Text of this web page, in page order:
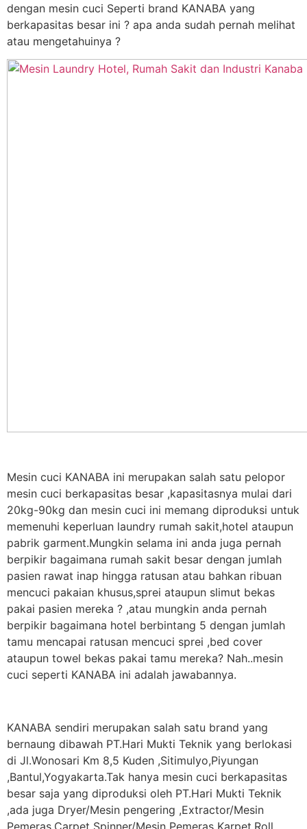
dengan mesin cuci Seperti brand KANABA yang
berkapasitas besar ini ? apa anda sudah pernah melihat
atau mengetahuinya ?
Mesin cuci KANABA ini merupakan salah satu pelopor
mesin cuci berkapasitas besar ,kapasitasnya mulai dari
20kg-90kg dan mesin cuci ini memang diproduksi untuk
memenuhi keperluan laundry rumah sakit,hotel ataupun
pabrik garment.Mungkin selama ini anda juga pernah
berpikir bagaimana rumah sakit besar dengan jumlah
pasien rawat inap hingga ratusan atau bahkan ribuan
mencuci pakaian khusus,sprei ataupun slimut bekas
pakai pasien mereka ? ,atau mungkin anda pernah
berpikir bagaimana hotel berbintang 5 dengan jumlah
tamu mencapai ratusan mencuci sprei ,bed cover
ataupun towel bekas pakai tamu mereka? Nah..mesin
cuci seperti KANABA ini adalah jawabannya.
KANABA sendiri merupakan salah satu brand yang
bernaung dibawah PT.Hari Mukti Teknik yang berlokasi
di Jl.Wonosari Km 8,5 Kuden ,Sitimulyo,Piyungan
,Bantul,Yogyakarta.Tak hanya mesin cuci berkapasitas
besar saja yang diproduksi oleh PT.Hari Mukti Teknik
,ada juga Dryer/Mesin pengering ,Extractor/Mesin
Pemeras,Carpet Spinner/Mesin Pemeras Karpet,Roll